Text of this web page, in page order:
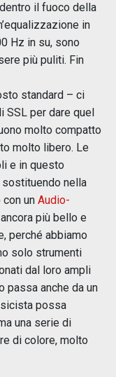
il fuoco della
in
Hz in su, sono
più puliti. Fin
standard – ci
per dare quel
molto compatto
molto libero. Le
e in questo
nella
con un Audio-
più bello e
perché abbiamo
solo strumenti
dal loro ampli
passa anche da un
possa
una serie di
di colore, molto